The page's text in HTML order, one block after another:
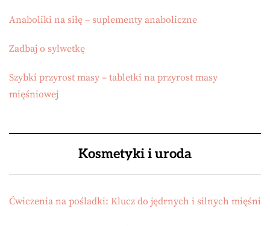
Anaboliki na siłę – suplementy anaboliczne
Zadbaj o sylwetkę
Szybki przyrost masy – tabletki na przyrost masy
mięśniowej
Kosmetyki i uroda
Ćwiczenia na pośladki: Klucz do jędrnych i silnych mięśni